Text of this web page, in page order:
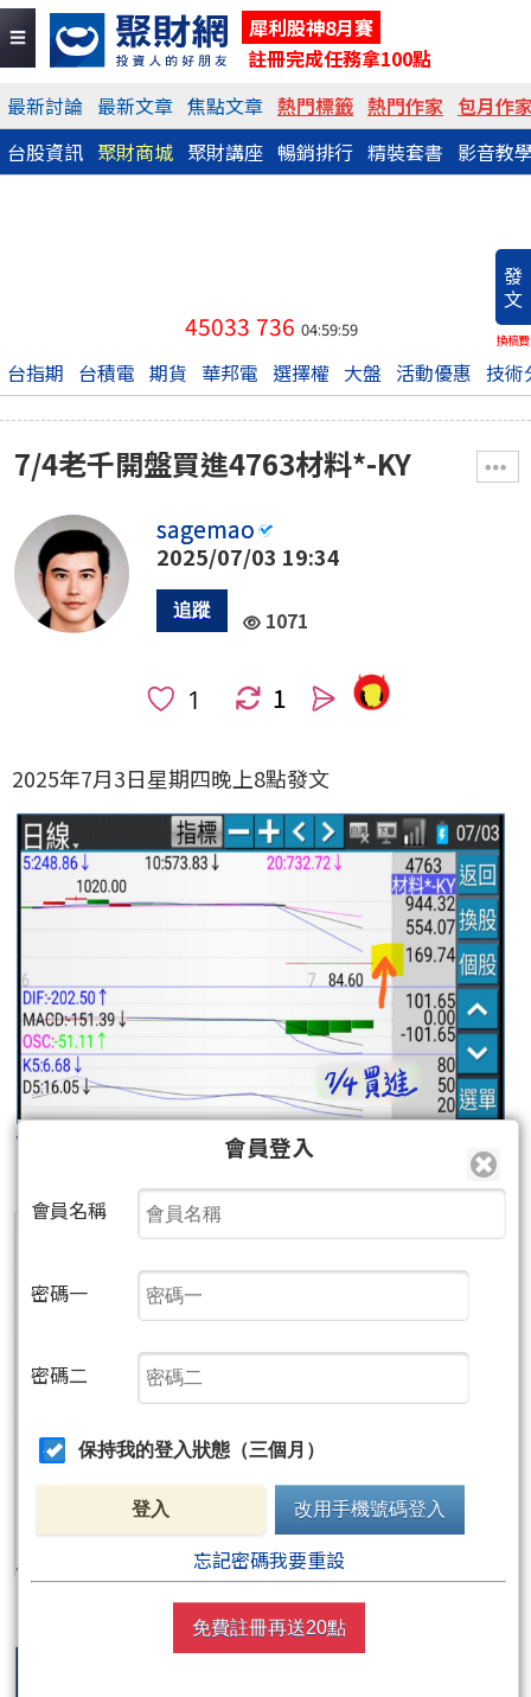
犀利股神8月賽
註冊完成任務拿100點
最新討論 最新文章 焦點文章 熱門標籤 熱門作家 包月作
台股資訊 聚財商城 聚財講座 暢銷排行 精裝套書 影音教
發
文
換稿費
45033 736 04:59:59
台指期 台積電 期貨 華邦電 選擇權 大盤 活動優惠 技術
7/4老千開盤買進4763材料*-KY
sagemao
2025/07/03 19:34
1071
1
2025年7月3日星期四晚上8點發文
會員登入
會員名稱
密碼一
密碼二
保持我的登入狀態（三個月）
登入 改用手機號碼登入
忘記密碼我要重設
免費註冊再送20點